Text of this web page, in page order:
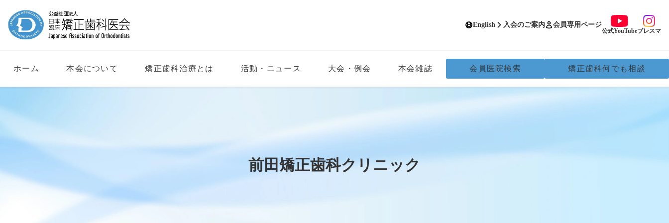
English 入会のご案内 会員専用ページ
公式YouTubeブレスマ
ホーム 本会について 矯正歯科治療とは 活動・ニュース 大会・例会 本会雑誌 会員医院検索 矯正歯科何でも相談
前田矯正歯科クリニック